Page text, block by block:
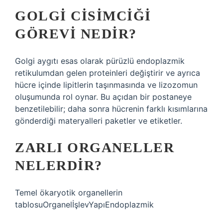
GOLGI CISIMCIĞI
GÖREVI NEDIR?
Golgi aygıtı esas olarak pürüzlü endoplazmik
retikulumdan gelen proteinleri değiştirir ve ayrıca
hücre içinde lipitlerin taşınmasında ve lizozomun
oluşumunda rol oynar. Bu açıdan bir postaneye
benzetilebilir; daha sonra hücrenin farklı kısımlarına
gönderdiği materyalleri paketler ve etiketler.
ZARLI ORGANELLER
NELERDIR?
Temel ökaryotik organellerin
tablosuOrganelİşlevYapıEndoplazmik